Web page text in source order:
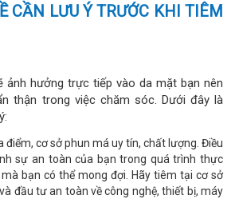
CẦN LƯU Ý TRƯỚC KHI TIÊM
ảnh hưởng trực tiếp vào da mặt bạn nên
thận trong việc chăm sóc. Dưới đây là
điểm, cơ sở phun má uy tín, chất lượng. Điều
sự an toàn của bạn trong quá trình thực
mà bạn có thể mong đợi. Hãy tiêm tại cơ sở
đầu tư an toàn về công nghệ, thiết bị, máy